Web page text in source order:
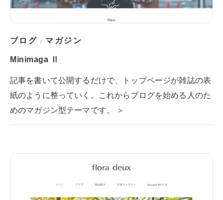
ブログ / マガジン
Minimaga Ⅱ
記事を書いて公開するだけで、トップページが雑誌の表
紙のように整っていく。これからブログを始める人のた
めのマガジン型テーマです。 ＞